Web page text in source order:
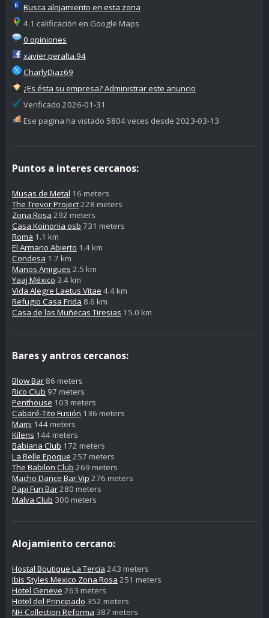
Busca alojamiento en esta zona
4.1 calificación en Google Maps
0 opiniones
xavier.peralta.94
CharlyDiaz69
¿Es ésta su empresa? Administrar este anuncio
Verificado 2026-01-31
Ese pagina ha vistado 5804 veces desde 2023-03-13
Puntos a interes cercanos:
Musas de Metal 16 meters
The Trevor Project228 meters
Zona Rosa 292 meters
Casa Koinonia osb 731 meters
Roma 1.1 km
El Armario Abierto 1.4 km
Condesa 1.7 km
Manos Amigues 2.5 km
Yaaj México 3.4 km
Vida Alegre Laetus Vitae 4.4 km
Refugio Casa Frida 8.6 km
Casa de las Muñecas Tiresias 15.0 km
Bares y antros cercanos:
Blow Bar 86 meters
Rico Club 97 meters
Penthouse 103 meters
Cabaré-Tito Fusión 136 meters
Mami 144 meters
Kilens 144 meters
Babiana Club 172 meters
La Belle Epoque 257 meters
The Babilon Club 269 meters
Macho Dance Bar Vip 276 meters
Papi Fun Bar280 meters
Malva Club 300 meters
Alojamiento cercano:
Hostal Boutique La Tercia 243 meters
Ibis Styles Mexico Zona Rosa 251 meters
Hotel Geneve 263 meters
Hotel del Principado 352 meters
NH Collection Reforma 387 meters